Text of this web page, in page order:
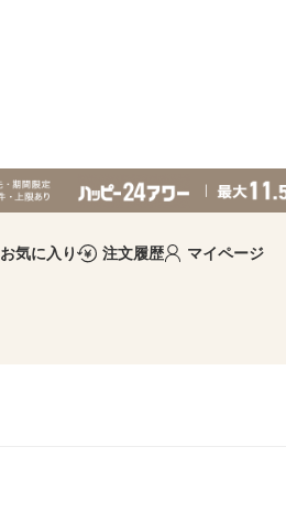
お気に入り 注文履歴 マイページ